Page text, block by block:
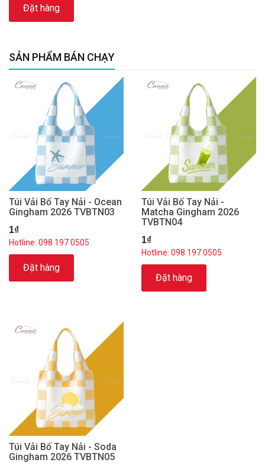
Đặt hàng
SẢN PHẨM BÁN CHẠY
Túi Vải Bố Tay Nải - Ocean
Gingham 2026 TVBTN03
1₫
Hotline: 098 197 0505
Đặt hàng
Túi Vải Bố Tay Nải -
Matcha Gingham 2026
TVBTN04
1₫
Hotline: 098 197 0505
Đặt hàng
Túi Vải Bố Tay Nải - Soda
Gingham 2026 TVBTN05